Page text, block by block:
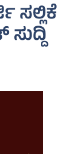
ಸಲ್ಲಿಕೆ